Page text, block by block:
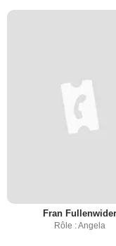
Fran Fullenwider
Rôle : Angela